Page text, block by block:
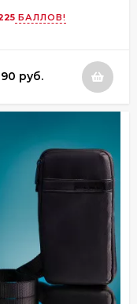
БАЛЛОВ!
руб.